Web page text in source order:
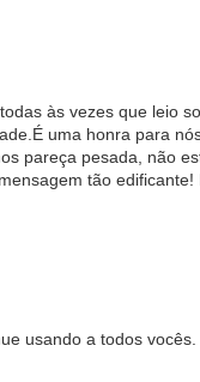
às vezes que leio
uma honra para
pareça pesada, não
tão edificante!
usando a todos vocês.